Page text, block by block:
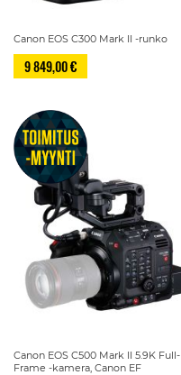
Canon EOS C300 Mark II -runko
9 849,00 €
Canon EOS C500 Mark II 5.9K Full-
Frame -kamera, Canon EF